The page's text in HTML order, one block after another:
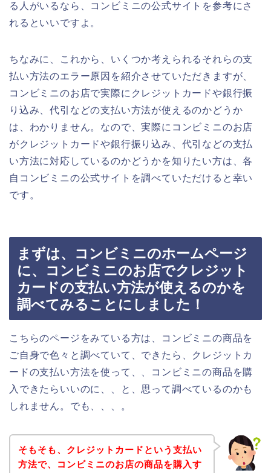
る人がいるなら、コンビミニの公式サイトを参考にさ
れるといいですよ。
ちなみに、これから、いくつか考えられるそれらの支
払い方法のエラー原因を紹介させていただきますが、
コンビミニのお店で実際にクレジットカードや銀行振
り込み、代引などの支払い方法が使えるのかどうか
は、わかりません。なので、実際にコンビミニのお店
がクレジットカードや銀行振り込み、代引などの支払
い方法に対応しているのかどうかを知りたい方は、各
自コンビミニの公式サイトを調べていただけると幸い
です。
まずは、コンビミニのホームページ
に、コンビミニのお店でクレジット
カードの支払い方法が使えるのかを
調べてみることにしました！
こちらのページをみている方は、コンビミニの商品を
ご自身で色々と調べていて、できたら、クレジットカ
ードの支払い方法を使って、、コンビミニの商品を購
入できたらいいのに、、と、思って調べているのかも
しれません。でも、、、。
そもそも、クレジットカードという支払い
方法で、コンビミニのお店の商品を購入す